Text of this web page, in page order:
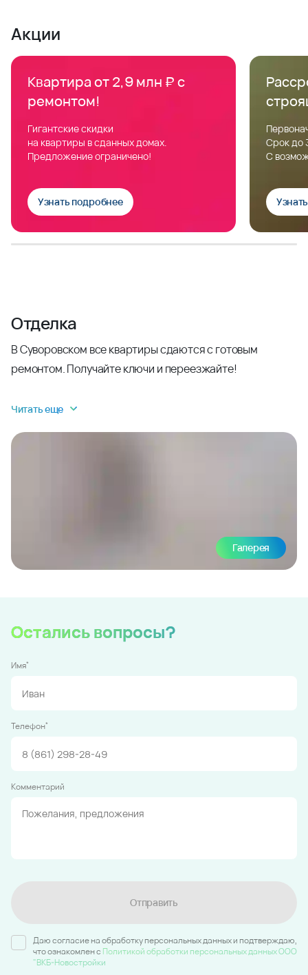
Акции
Квартира от 2,9 млн ₽ с
ремонтом!
Гигантские скидки
на квартиры в сданных домах.
Предложение ограничено!
Узнать подробнее
Срок до
С
Отделка
В Суворовском все квартиры сдаются с готовым
ремонтом. Получайте ключи и переезжайте!
Читать еще
Галерея
Остались вопросы?
Имя*
Телефон*
Комментарий
Отправить
Даю согласие на обработку персональных данных и подтверждаю,
что ознакомлен c Политикой обработки персональных данных ООО
"ВКБ-Новостройки